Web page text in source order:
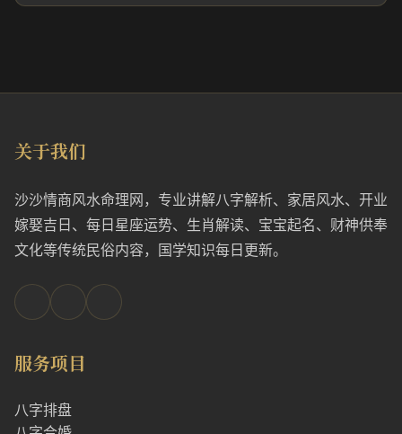
关于我们
沙沙情商风水命理网，专业讲解八字解析、家居风水、开业
嫁娶吉日、每日星座运势、生肖解读、宝宝起名、财神供奉
文化等传统民俗内容，国学知识每日更新。
服务项目
八字排盘